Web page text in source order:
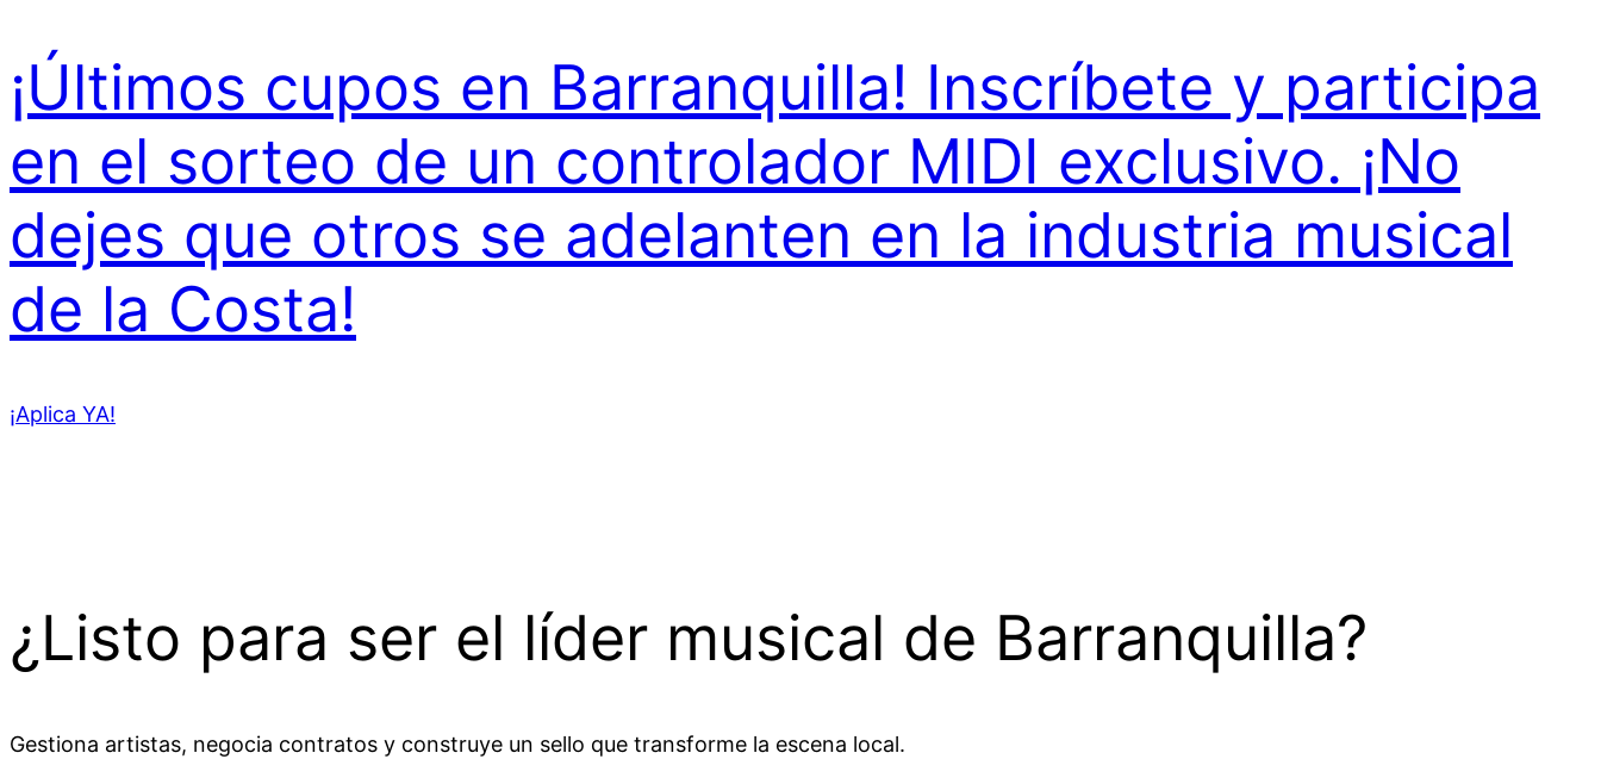
¡Últimos cupos en Barranquilla! Inscríbete y participa
en el sorteo de un controlador MIDI exclusivo. ¡No
dejes que otros se adelanten en la industria musical
de la Costa!
¡Aplica YA!
¿Listo para ser el líder musical de Barranquilla?
Gestiona artistas, negocia contratos y construye un sello que transforme la escena local.